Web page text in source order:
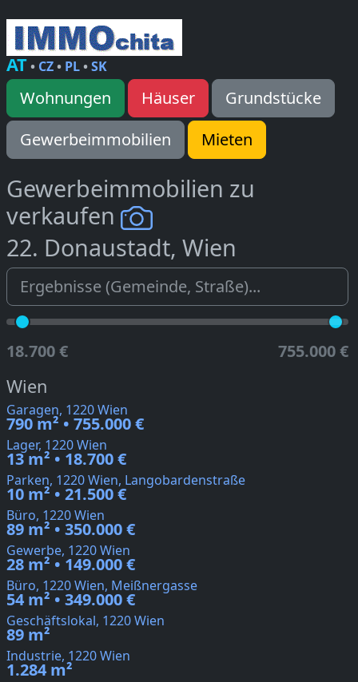
AT• CZ• PL•SK
Wohnungen Häuser
Grundstücke
Gewerbeimmobilien
Mieten
Gewerbeimmobilien zu
verkaufen
22. Donaustadt, Wien
18.700 € 755.000 €
Wien
Garagen, 1220 Wien
790 m² • 755.000 €
Lager, 1220 Wien
13 m² • 18.700 €
Parken, 1220 Wien, Langobardenstraße
10 m² • 21.500 €
Büro, 1220 Wien
89 m² • 350.000 €
Gewerbe, 1220 Wien
28 m² • 149.000 €
Büro, 1220 Wien, Meißnergasse
54 m² • 349.000 €
Geschäftslokal, 1220 Wien
89 m²
Industrie, 1220 Wien
1.284 m²